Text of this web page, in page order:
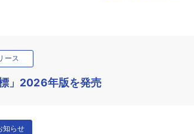
ース
」2026年版を発売
知らせ